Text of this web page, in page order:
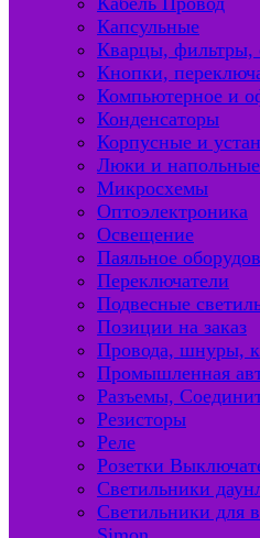
Капсульные
Кварцы, фильтры,
Кнопки,
Компьютерное и
Конденсаторы
Корпусные и
Люки и напольные
Микросхемы
Оптоэлектроника
Освещение
Паяльное
Переключатели
Подвесные
Позиции на заказ
Провода, шнуры,
Промышленная
Разъемы,
Резисторы
Реле
Розетки
Светильники
Светильники для